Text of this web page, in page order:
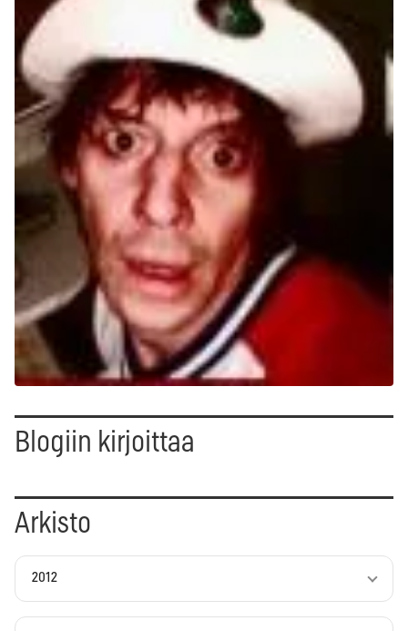
Blogiin kirjoittaa
Arkisto
2012